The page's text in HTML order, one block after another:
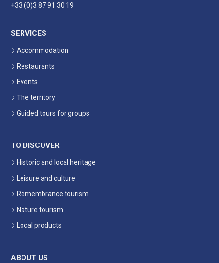
+33 (0)3 87 91 30 19
SERVICES
Accommodation
Restaurants
Events
The territory
Guided tours for groups
TO DISCOVER
Historic and local heritage
Leisure and culture
Remembrance tourism
Nature tourism
Local products
ABOUT US